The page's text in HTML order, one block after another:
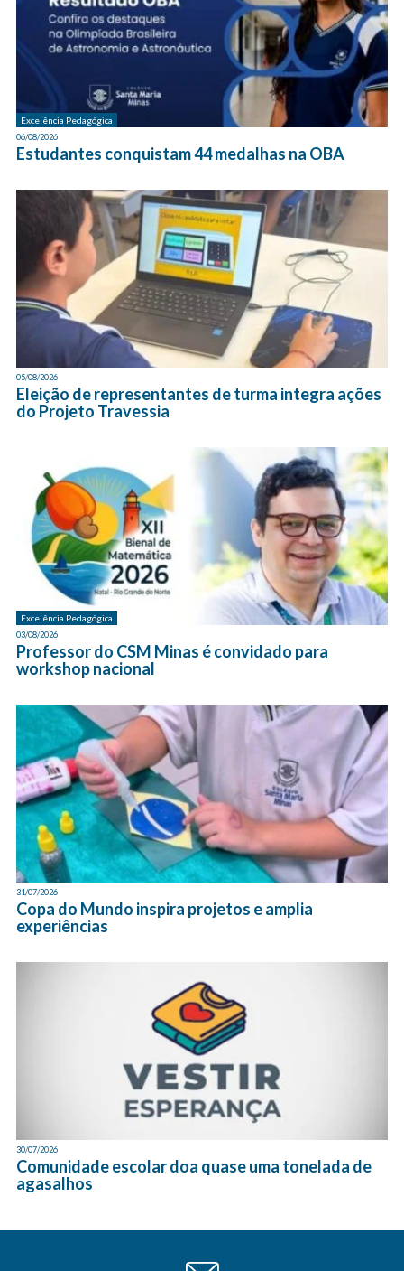
Excelência Pedagógica
06/08/2026
Estudantes conquistam 44 medalhas na OBA
05/08/2026
Eleição de representantes de turma integra ações
do Projeto Travessia
Excelência Pedagógica
03/08/2026
Professor do CSM Minas é convidado para
workshop nacional
31/07/2026
Copa do Mundo inspira projetos e amplia
experiências
30/07/2026
Comunidade escolar doa quase uma tonelada de
agasalhos